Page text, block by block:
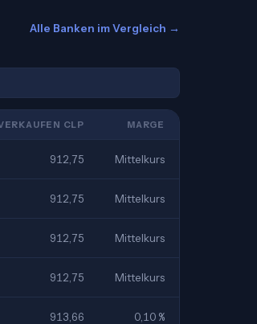
Alle Banken im Vergleich →
CLP MARGE
912,75 Mittelkurs
912,75 Mittelkurs
912,75 Mittelkurs
912,75 Mittelkurs
913,66 0,10 %